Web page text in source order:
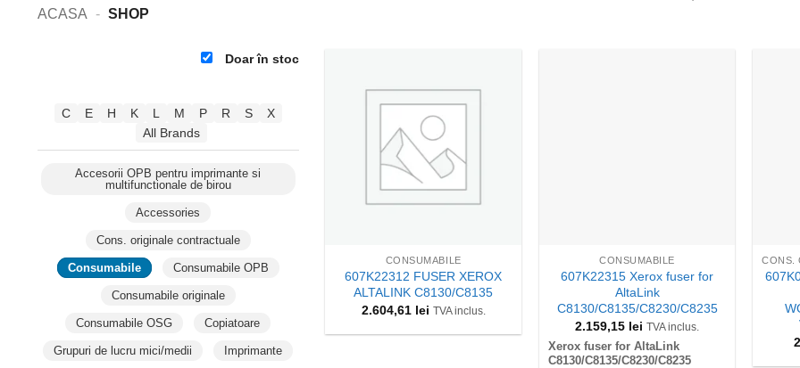
ACASA - SHOP
Doar în stoc
C E H K L M P R S
X
All Brands
Accesorii OPB pentru imprimante si
multifunctionale de birou
Accessories
Cons. originale contractuale
Consumabile Consumabile OPB
Consumabile originale
Consumabile OSG Copiatoare
Grupuri de lucru mici/medii Imprimante
CONSUMABILE
607K22312 FUSER XEROX
ALTALINK C8130/C8135
2.604,61 lei TVA inclus.
CONSUMABILE
607K22315 Xerox fuser for
AltaLink
C8130/C8135/C8230/C8235
2.159,15 lei TVA inclus.
Xerox fuser for AltaLink
C8130/C8135/C8230/C8235